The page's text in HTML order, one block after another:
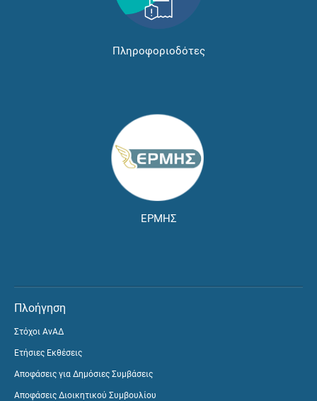
Πληροφοριοδότες
ΕΡΜΗΣ
Πλοήγηση
Στόχοι ΑνΑΔ
Ετήσιες Εκθέσεις
Αποφάσεις για Δημόσιες Συμβάσεις
Αποφάσεις Διοικητικού Συμβουλίου